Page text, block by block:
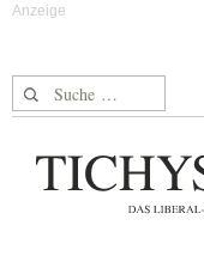
Suche nach: